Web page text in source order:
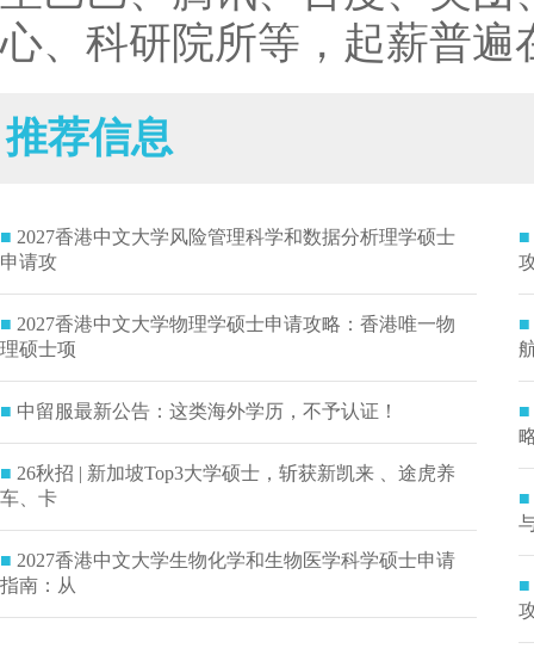
心、科研院所等，起薪普遍
推荐信息
■ 2027香港中文大学风险管理科学和数据分析理学硕士
申请攻
■ 2027香港中文大学物理学硕士申请攻略：香港唯一物
理硕士项
■ 中留服最新公告：这类海外学历，不予认证！
■ 26秋招 | 新加坡Top3大学硕士，斩获新凯来 、途虎养
车、卡
■ 2027香港中文大学生物化学和生物医学科学硕士申请
指南：从
■
■
■
■
■